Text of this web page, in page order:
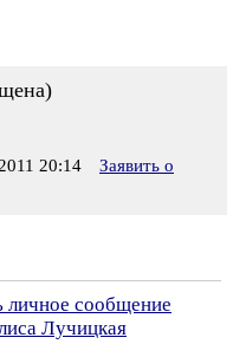
20:14
Заявить о
личное сообщение
Лучицкая